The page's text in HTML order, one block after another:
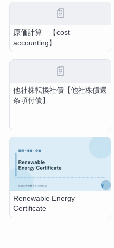
📄
原価計算 【cost
accounting】
📄
他社株転換社債【他社株償還
条項付債】
Renewable Energy
Certificate